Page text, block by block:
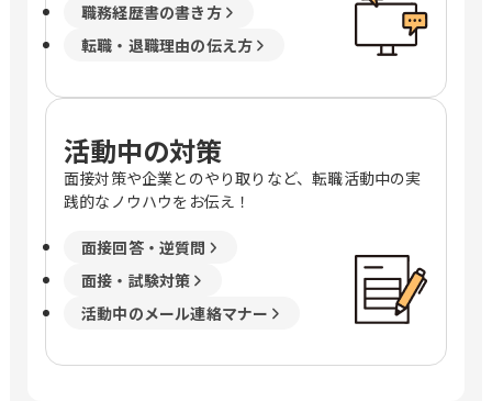
職務経歴書の書き方
転職・退職理由の伝え方
活動中の対策
面接対策や企業とのやり取りなど、転職活動中の実
践的なノウハウをお伝え！
面接回答・逆質問
面接・試験対策
活動中のメール連絡マナー